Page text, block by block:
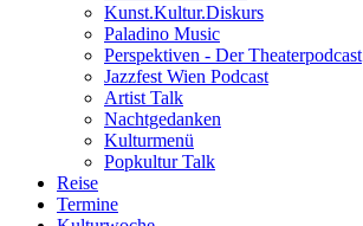
Kunst.Kultur.Diskurs
Paladino Music
Perspektiven - Der Theaterpodcast
Jazzfest Wien Podcast
Artist Talk
Nachtgedanken
Kulturmenü
Popkultur Talk
Reise
Termine